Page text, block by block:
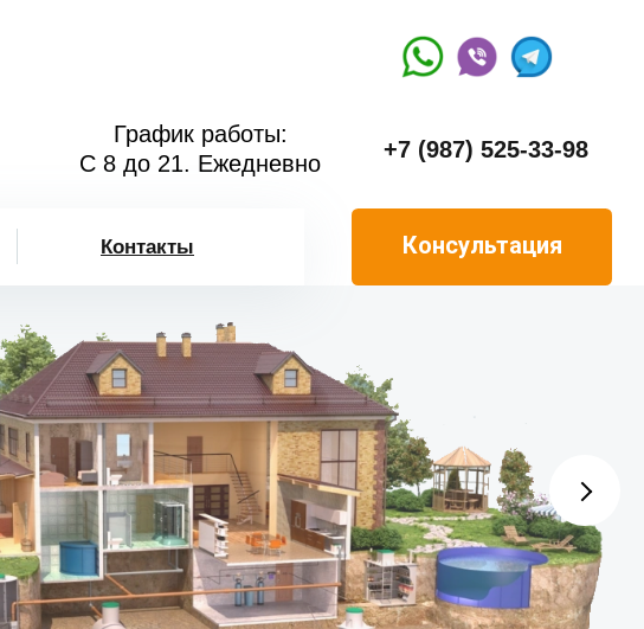
График работы:
С 8 до 21. Ежедневно
+7 (987) 525-33-98
Контакты Консультация